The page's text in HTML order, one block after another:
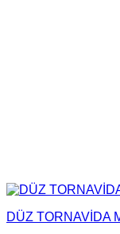
DÜZ TORNAVİDA